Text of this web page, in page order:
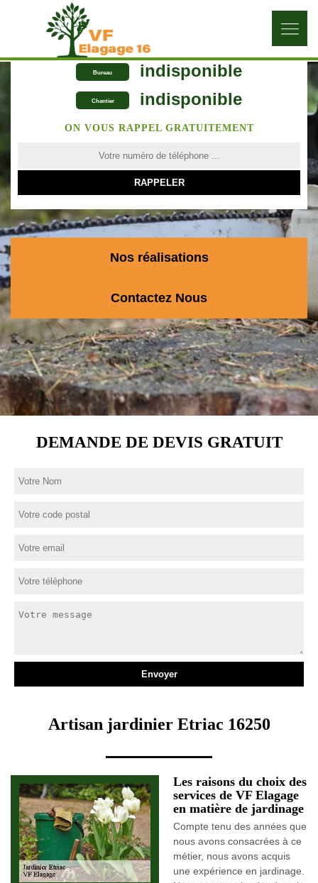
Bureau indisponible
Chantier indisponible
ON VOUS RAPPEL GRATUITEMENT
Nos réalisations
Contactez Nous
DEMANDE DE DEVIS GRATUIT
Artisan jardinier Etriac 16250
Les raisons du choix des
services de VF Elagage
en matière de jardinage
Compte tenu des années que
nous avons consacrées à ce
métier, nous avons acquis
une expérience en jardinage.